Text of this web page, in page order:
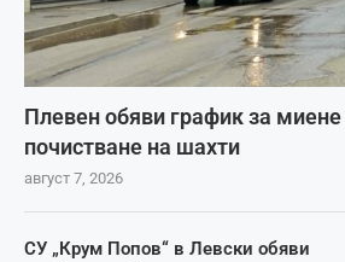
Плевен обяви график за миене
почистване на шахти
август 7, 2026
СУ „Крум Попов“ в Левски обяви